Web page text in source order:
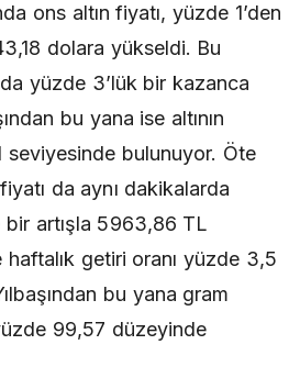
ons altın fiyatı, yüzde 1’den
dolara yükseldi. Bu
yüzde 3’lük bir kazanca
bu yana ise altının
bulunuyor. Öte
da aynı dakikalarda
bir artışla 5963,86 TL
haftalık getiri oranı yüzde 3,5
bu yana gram
99,57 düzeyinde